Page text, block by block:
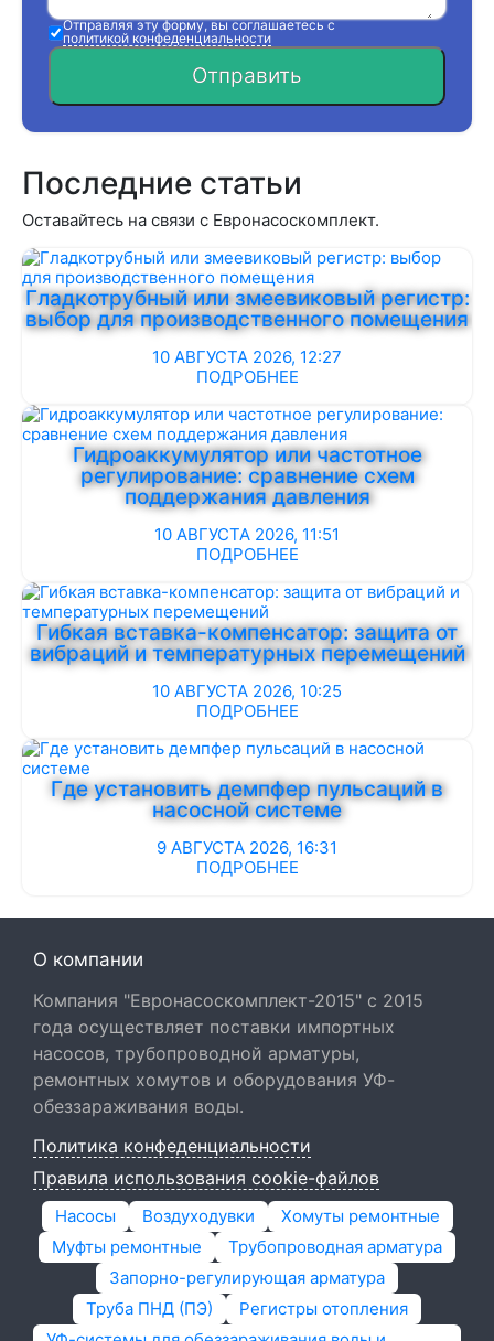
Отправляя эту форму, вы соглашаетесь с
политикой конфеденциальности
Отправить
Последние статьи
Оставайтесь на связи с Евронасоскомплект.
Гладкотрубный или змеевиковый регистр:
выбор для производственного помещения
10 АВГУСТА 2026, 12:27
ПОДРОБНЕЕ
Гидроаккумулятор или частотное
регулирование: сравнение схем
поддержания давления
10 АВГУСТА 2026, 11:51
ПОДРОБНЕЕ
Гибкая вставка-компенсатор: защита от
вибраций и температурных перемещений
10 АВГУСТА 2026, 10:25
ПОДРОБНЕЕ
Где установить демпфер пульсаций в
насосной системе
9 АВГУСТА 2026, 16:31
ПОДРОБНЕЕ
О компании
Компания "Евронасоскомплект-2015" с 2015
года осуществляет поставки импортных
насосов, трубопроводной арматуры,
ремонтных хомутов и оборудования УФ-
обеззараживания воды.
Политика конфеденциальности
Правила использования cookie-файлов
Насосы Воздуходувки
Хомуты ремонтные
Муфты ремонтные
Трубопроводная арматура
Запорно-регулирующая арматура
Труба ПНД (ПЭ)
Регистры отопления